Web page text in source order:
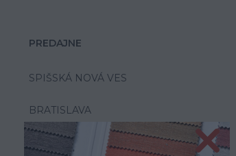
PREDAJNE
SPIŠSKÁ NOVÁ VES
BRATISLAVA